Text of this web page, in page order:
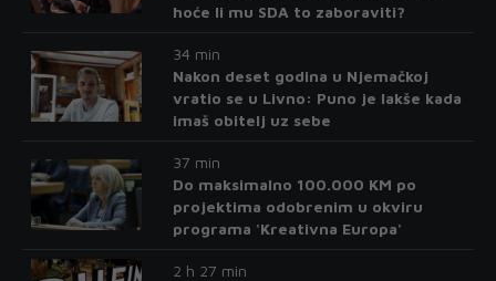
hoće li mu SDA to zaboraviti?
34 min
Nakon deset godina u Njemačkoj
vratio se u Livno: Puno je lakše kada
imaš obitelj uz sebe
37 min
Do maksimalno 100.000 KM po
projektima odobrenim u okviru
programa 'Kreativna Europa'
2 h 27 min